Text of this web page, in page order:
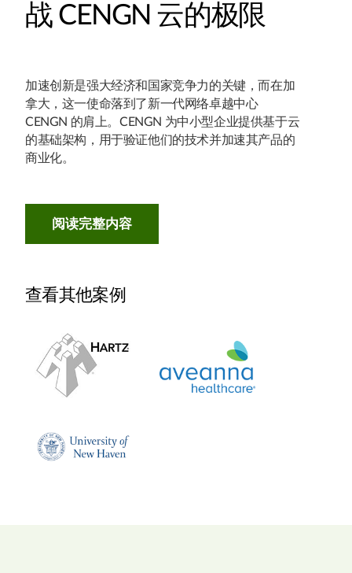
战 CENGN 云的极限
加速创新是强大经济和国家竞争力的关键，而在加
拿大，这一使命落到了新一代网络卓越中心
CENGN 的肩上。CENGN 为中小型企业提供基于云
的基础架构，用于验证他们的技术并加速其产品的
商业化。
阅读完整内容
查看其他案例